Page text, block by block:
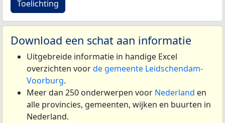
Toelichting
Download een schat aan informatie
Uitgebreide informatie in handige Excel
overzichten voorde gemeente Leidschendam-
Voorburg.
Meer dan 250 onderwerpen voor Nederland en
alle provincies, gemeenten, wijken en buurten in
Nederland.